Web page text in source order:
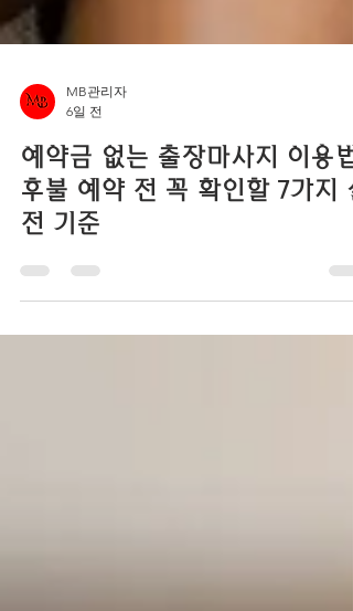
MB관리자
6일 전
예약금 없는 출장마사지 이용법
후불 예약 전 꼭 확인할 7가지
전 기준